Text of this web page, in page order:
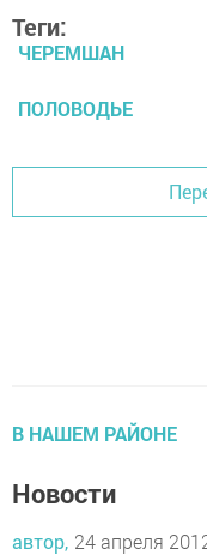
Теги:
ЧЕРЕМШАН
ПОЛОВОДЬЕ
В НАШЕМ РАЙОНЕ
Новости
автор, 24 апреля